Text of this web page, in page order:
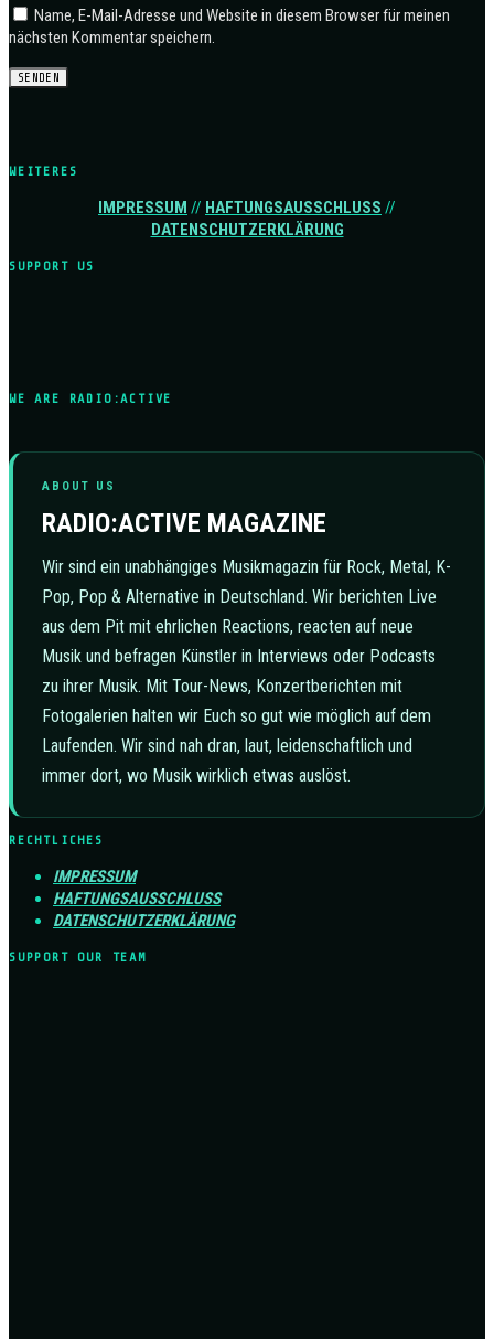
Name, E-Mail-Adresse und Website in diesem Browser für meinen
nächsten Kommentar speichern.
WEITERES
IMPRESSUM // HAFTUNGSAUSSCHLUSS //
DATENSCHUTZERKLÄRUNG
SUPPORT US
WE ARE RADIO:ACTIVE
ABOUT US
RADIO:ACTIVE MAGAZINE
Wir sind ein unabhängiges Musikmagazin für Rock, Metal, K-
Pop, Pop & Alternative in Deutschland. Wir berichten Live
aus dem Pit mit ehrlichen Reactions, reacten auf neue
Musik und befragen Künstler in Interviews oder Podcasts
zu ihrer Musik. Mit Tour-News, Konzertberichten mit
Fotogalerien halten wir Euch so gut wie möglich auf dem
Laufenden. Wir sind nah dran, laut, leidenschaftlich und
immer dort, wo Musik wirklich etwas auslöst.
RECHTLICHES
IMPRESSUM
HAFTUNGSAUSSCHLUSS
DATENSCHUTZERKLÄRUNG
SUPPORT OUR TEAM